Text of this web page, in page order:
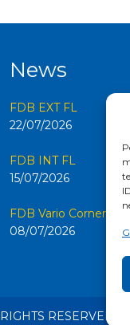
News
FDB EXT FL
22/07/2026
FDB INT FL
15/07/2026
FDB Vario Corner FL
08/07/2026
RESERVED.